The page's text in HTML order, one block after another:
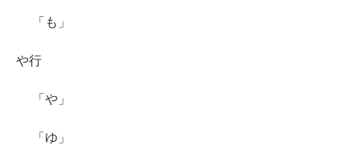
「も」
や行
「や」
「ゆ」